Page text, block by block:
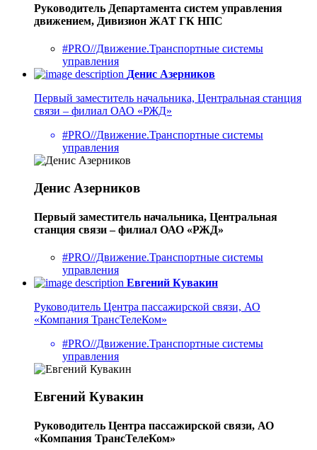
Руководитель Департамента систем управления
движением, Дивизион ЖАТ ГК НПС
#PRO//Движение.Транспортные системы
управления
Денис Азерников
Первый заместитель начальника, Центральная станция
связи – филиал ОАО «РЖД»
#PRO//Движение.Транспортные системы
управления
Денис Азерников
Первый заместитель начальника, Центральная
станция связи – филиал ОАО «РЖД»
#PRO//Движение.Транспортные системы
управления
Евгений Кувакин
Руководитель Центра пассажирской связи, АО
«Компания ТрансТелеКом»
#PRO//Движение.Транспортные системы
управления
Евгений Кувакин
Руководитель Центра пассажирской связи, АО
«Компания ТрансТелеКом»